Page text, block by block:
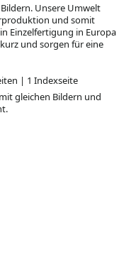
Unsere Umwelt
und somit
Einzelfertigung in Europa
und sorgen für eine
| 1 Indexseite
gleichen Bildern und